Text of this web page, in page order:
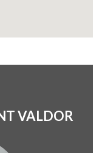
VALDOR